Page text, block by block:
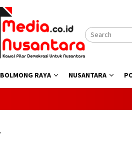
BOLMONG RAYA NUSANTARA